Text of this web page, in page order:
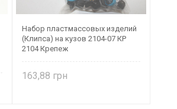
Набор пластмассовых изделий
(Клипса) на кузов 2104-07 КР
2104 Крепеж
163,88